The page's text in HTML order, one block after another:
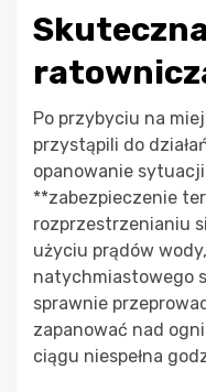
Po przybyciu na
przystąpili do
opanowanie
**zabezpieczenie
rozprzestrzenianiu
użyciu prądów
natychmiastowego
sprawnie
zapanować nad
ciągu niespełna